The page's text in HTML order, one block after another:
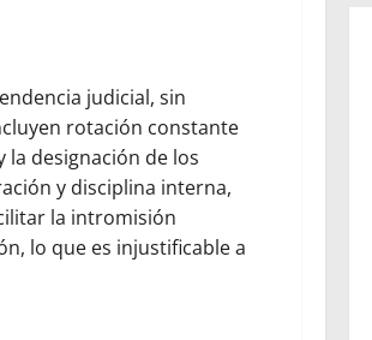
judicial, sin
rotación constante
la designación de los
y disciplina interna,
la intromisión
lo que es injustificable a